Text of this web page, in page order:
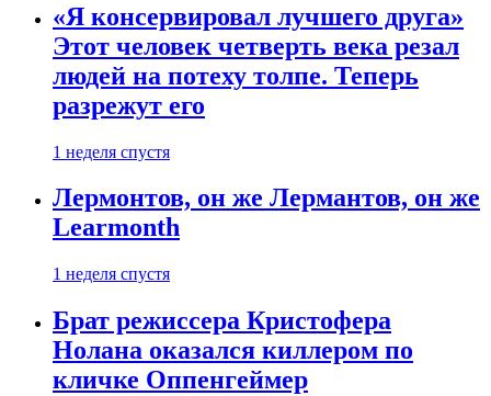
«Я консервировал лучшего друга»
Этот человек четверть века резал
людей на потеху толпе. Теперь
разрежут его
1 неделя спустя
Лермонтов, он же Лермантов, он же
Learmonth
1 неделя спустя
Брат режиссера Кристофера
Нолана оказался киллером по
кличке Оппенгеймер